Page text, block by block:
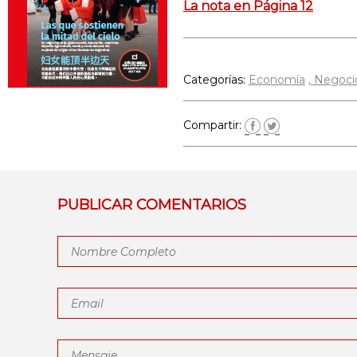
La nota en Página 12
Categorías: Economía
Compartir:
PUBLICAR COMENTARIOS